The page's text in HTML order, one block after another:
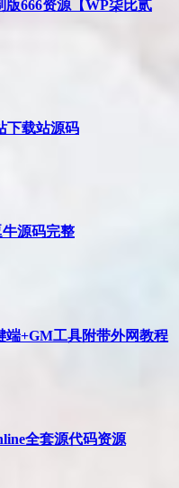
666资源【WP柒比贰
下载站源码
源码完整
端+GM工具附带外网教程
全套源代码资源